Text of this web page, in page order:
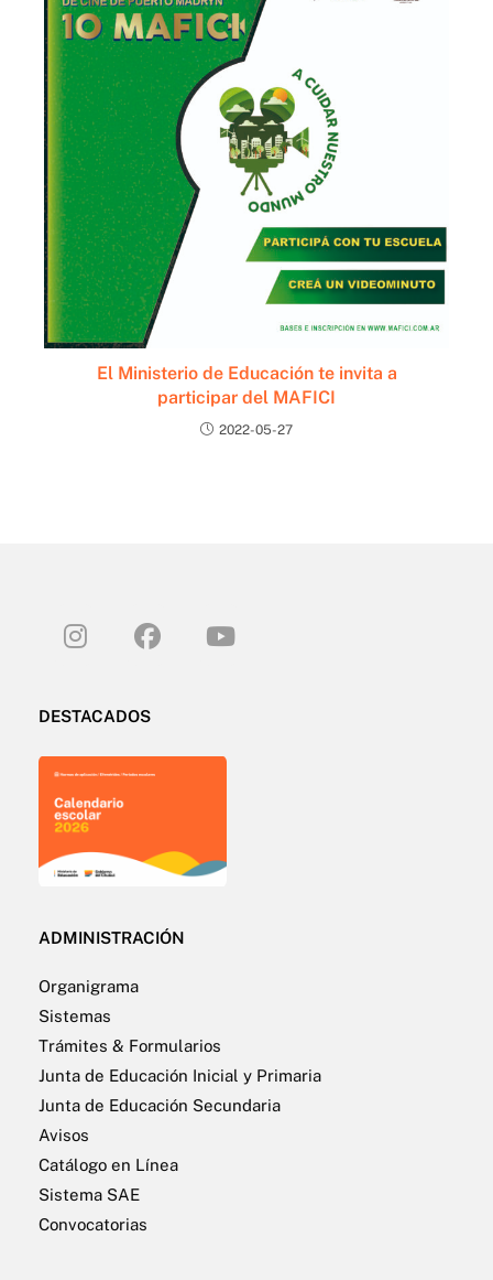
El Ministerio de Educación te invita a
participar del MAFICI
2022-05-27
DESTACADOS
ADMINISTRACIÓN
Organigrama
Sistemas
Trámites & Formularios
Junta de Educación Inicial y Primaria
Junta de Educación Secundaria
Avisos
Catálogo en Línea
Sistema SAE
Convocatorias